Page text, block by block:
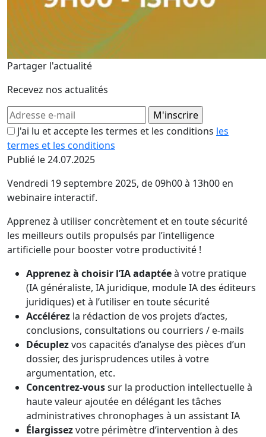
Publié le 24.07.2025
Vendredi 19 septembre 2025, de 09h00 à 13h00 en
webinaire interactif.
Apprenez à utiliser concrètement et en toute sécurité
les meilleurs outils propulsés par l’intelligence
artificielle pour booster votre productivité !
Apprenez à choisir l’IA adaptéeà votre pratique
(IA généraliste, IA juridique, module IA des éditeurs
juridiques) et à l’utiliser en toute sécurité
Accélérez la rédaction de vos projets d’actes,
conclusions, consultations ou courriers / e-mails
Décuplezvos capacités d’analyse des pièces d’un
dossier, des jurisprudences utiles à votre
argumentation, etc.
Concentrez-voussur la production intellectuelle à
haute valeur ajoutée en délégant les tâches
administratives chronophages à un assistant IA
Élargissezvotre périmètre d’intervention à des
Partager l'actualité
Recevez nos actualités
J'ai lu et accepte les termes et les conditions les
termes et les conditions